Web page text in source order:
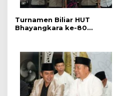
Turnamen Biliar HUT
Bhayangkara ke-80
Generasi Muda Jauhi
Narkoba dan Judi Online